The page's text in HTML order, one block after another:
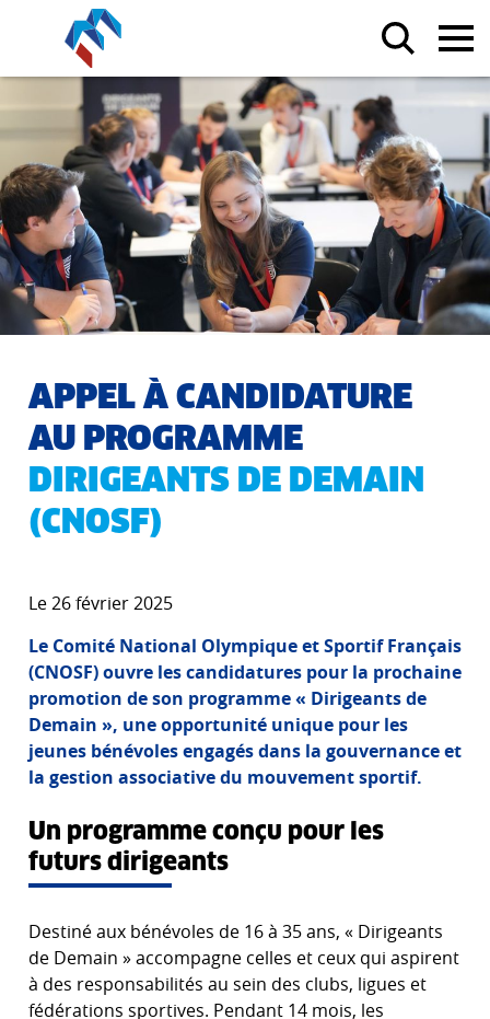
APPEL À CANDIDATURE
AU PROGRAMME
DIRIGEANTS DE DEMAIN
(CNOSF)
Le 26 février 2025
Le Comité National Olympique et Sportif Français
(CNOSF) ouvre les candidatures pour la prochaine
promotion de son programme « Dirigeants de
Demain », une opportunité unique pour les
jeunes bénévoles engagés dans la gouvernance et
la gestion associative du mouvement sportif.
Un programme conçu pour les
futurs dirigeants
Destiné aux bénévoles de 16 à 35 ans, « Dirigeants
de Demain » accompagne celles et ceux qui aspirent
à des responsabilités au sein des clubs, ligues et
fédérations sportives. Pendant 14 mois, les